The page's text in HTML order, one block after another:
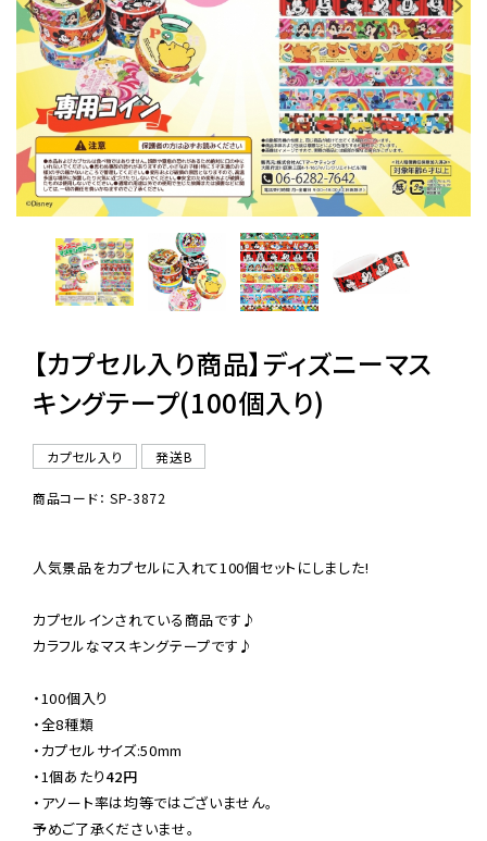
カプセルトイ
販促用空カプセル
レンタル
景品・玩具・文具
販促用カプセルトイ
よくあるご質問
ご利用ガイド
06-6282-7659
【カプセル入り商品】ディズニーマス
キングテープ(100個入り)
カプセル入り 発送B
商品コード： SP-3872
人気景品をカプセルに入れて100個セットにしました!
カプセルインされている商品です♪
カラフルなマスキングテープです♪
・100個入り
・全8種類
・カプセルサイズ:50mm
・ 1個あたり42円
・アソート率は均等ではございません。
予めご了承くださいませ。